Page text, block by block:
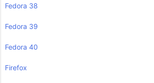
Fedora 38
Fedora 39
Fedora 40
Firefox